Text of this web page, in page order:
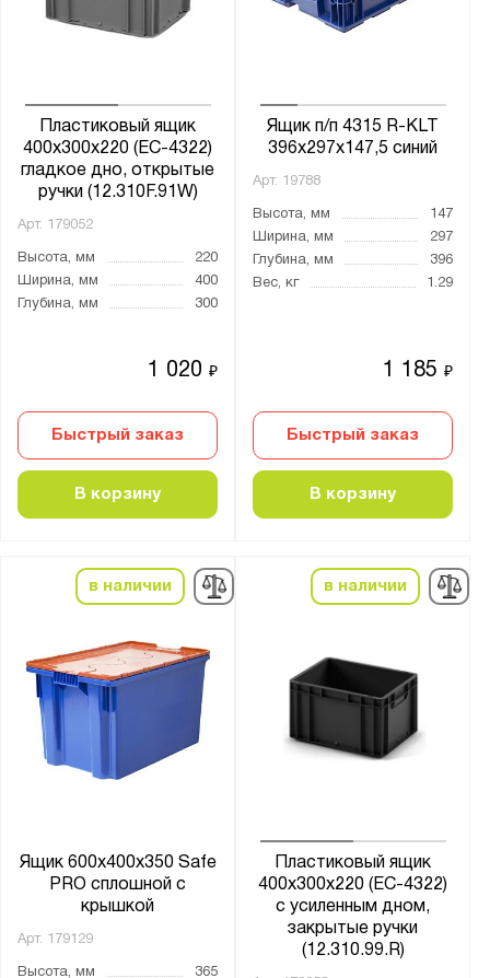
Пластиковый ящик
400х300х220 (ЕС-4322)
гладкое дно, открытые
ручки (12.310F.91W)
Арт. 179052
Высота, мм
220
Ширина, мм
400
Глубина, мм
300
1 020₽
Быстрый заказ
В корзину
Ящик п/п 4315 R-KLT
396х297х147,5 синий
Арт. 19788
Высота, мм
147
Ширина, мм
297
Глубина, мм
396
Вес, кг
1.29
1 185₽
Быстрый заказ
В корзину
в наличии
Ящик 600х400х350 Safe
PRO сплошной с
крышкой
Арт. 179129
Высота, мм
365
в наличии
Пластиковый ящик
400х300х220 (ЕС-4322)
с усиленным дном,
закрытые ручки
(12.310.99.R)